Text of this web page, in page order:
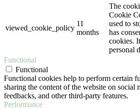
viewed_cookie_policy
11
months
The
Cookie
used to
has
cookies.
personal
Functional
Functional
Functional cookies help to perform certain
sharing the content of the website on social
feedbacks, and other third-party features.
Performance